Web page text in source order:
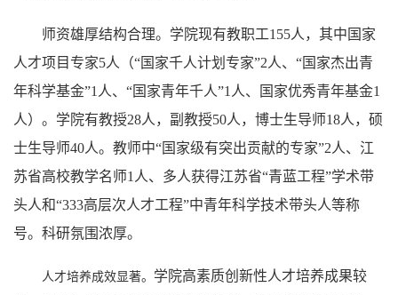
师资雄厚结构合理。 学院现有教职工155人，其中 国家
人才项目专家5人（“国家千人计划专家”2人、“国家杰出青
年科学基金”1人、“国家青年千人”1人、国家优秀青年基金1
人）。 学院有教授28人，副教授50人，博士生导师18人，硕
士生导师40人。教师中“国家级有突出贡献的专家”2人、江
苏省高校教学名师1人、多人获得江苏省“青蓝工程”学术带
头人和“333高层次人才工程”中青年科学技术带头人等称
号。科研氛围浓厚。
人才培养成效显著。 学院高素质创新性人才培养成果较